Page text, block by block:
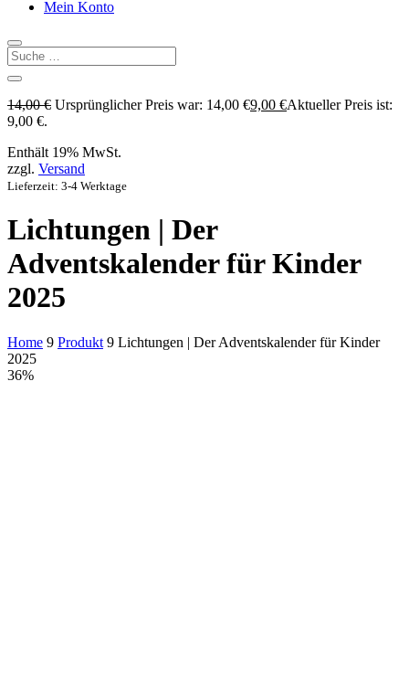
Mein Konto
14,00€ Ursprünglicher Preis war: 14,00 €9,00 €Aktueller Preis ist:
9,00 €.
Enthält 19% MwSt.
zzgl. Versand
Lieferzeit: 3-4 Werktage
Lichtungen | Der
Adventskalender für Kinder
2025
Home 9 Produkt 9 Lichtungen | Der Adventskalender für Kinder
2025
36%